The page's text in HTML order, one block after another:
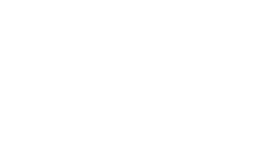
y geomagnéticos. Pero para llegar a
parcelas del Valle del Guadalquivir,